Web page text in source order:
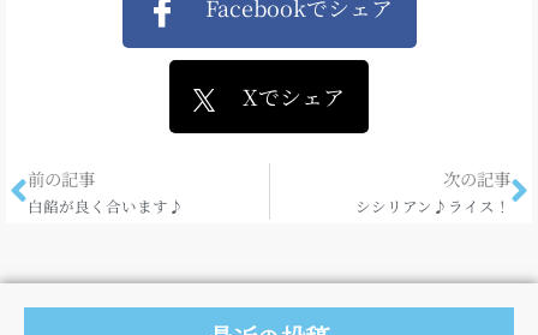
Facebookでシェア
Xでシェア
前の記事
白餡が良く合います♪
次の記事
シシリアン♪ライス！